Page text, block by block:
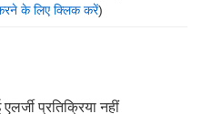
के लिए क्लिक करें)
प्रतिक्रिया नहीं